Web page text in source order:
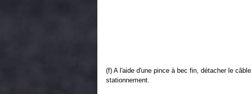
(f) A l'aide d'une pince à bec fin, détacher le
stationnement.